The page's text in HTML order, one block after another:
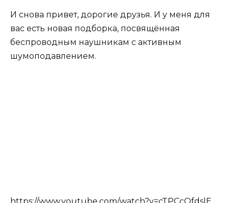
И снова привет, дорогие друзья. И у меня для
вас есть новая подборка, посвящённая
беспроводным наушникам с активным
шумоподавлением.